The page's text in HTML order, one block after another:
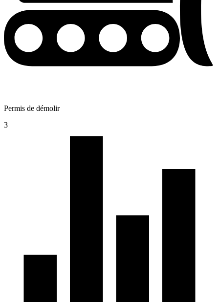
Permis de démolir
3